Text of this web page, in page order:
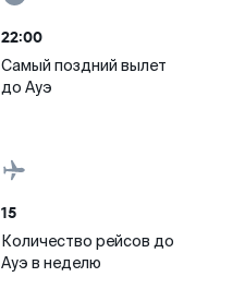
22:00
Самый поздний вылет
до Ауэ
15
Количество рейсов до
Ауэ в неделю